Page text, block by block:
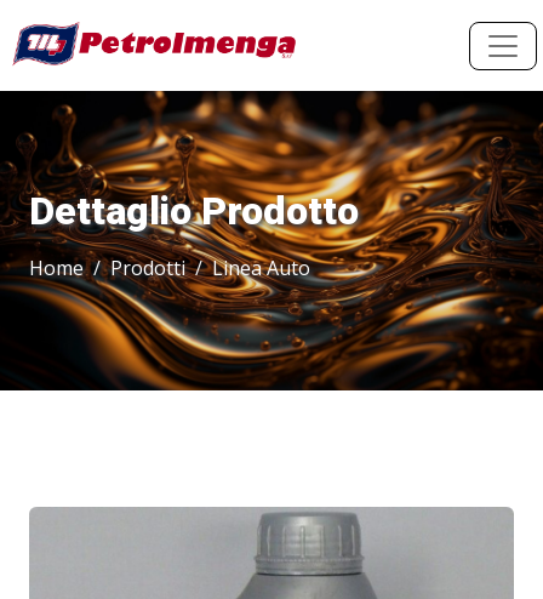
Dettaglio Prodotto
Home Prodotti Linea Auto